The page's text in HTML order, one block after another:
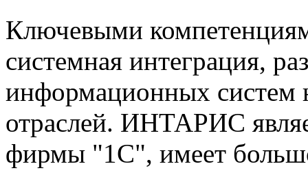
Ключевыми
системная интеграция,
информационных систем
отраслей. ИНТАРИС
фирмы "1С", имеет